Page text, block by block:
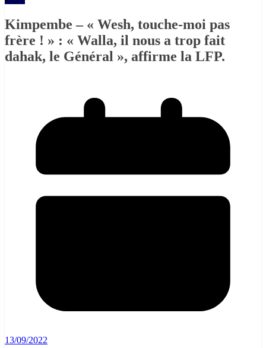
Kimpembe – « Wesh, touche-moi pas
frère ! » : « Walla, il nous a trop fait
dahak, le Général », affirme la LFP.
13/09/2022